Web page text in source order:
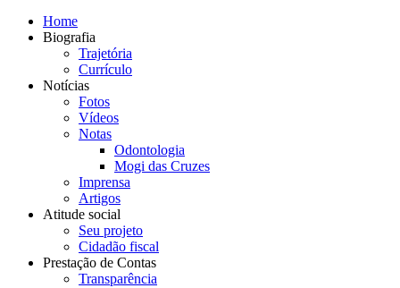
Home
Biografia
Trajetória
Currículo
Notícias
Fotos
Vídeos
Notas
Odontologia
Mogi das Cruzes
Imprensa
Artigos
Atitude social
Seu projeto
Cidadão fiscal
Prestação de Contas
Transparência